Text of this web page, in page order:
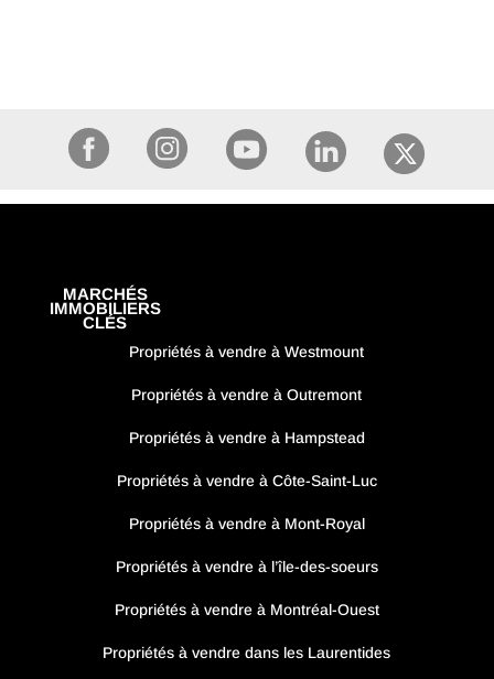
MARCHÉS
IMMOBILIERS
CLÉS
Propriétés à vendre à Westmount
Propriétés à vendre à Outremont
Propriétés à vendre à Hampstead
Propriétés à vendre à Côte-Saint-Luc
Propriétés à vendre à Mont-Royal
Propriétés à vendre à l’île-des-soeurs
Propriétés à vendre à Montréal-Ouest
Propriétés à vendre dans les Laurentides